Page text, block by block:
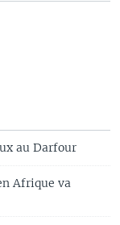
au Darfour
Afrique va